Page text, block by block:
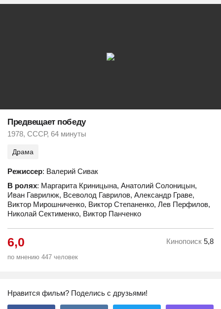
Предвещает победу
1978, СССР, 64 минуты
Драма
Режиссер: Валерий Сивак
В ролях: Маргарита Криницына, Анатолий Солоницын,
Иван Гаврилюк, Всеволод Гаврилов, Александр Граве,
Виктор Мирошниченко, Виктор Степаненко, Лев Перфилов,
Николай Сектименко, Виктор Панченко
6,0
по мнению 447 человек
Кинопоиск 5,8
Нравится фильм? Поделись с друзьями!